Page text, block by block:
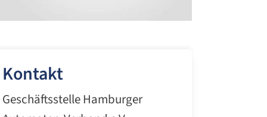
Kontakt
Geschäftsstelle Hamburger